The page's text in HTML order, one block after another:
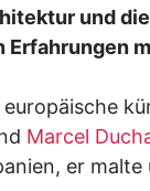
und
Erfahrungen
Marcel
er